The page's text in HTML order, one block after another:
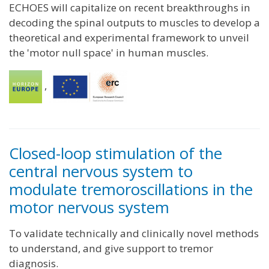
ECHOES will capitalize on recent breakthroughs in
decoding the spinal outputs to muscles to develop a
theoretical and experimental framework to unveil
the 'motor null space' in human muscles.
,
Closed-loop stimulation of the
central nervous system to
modulate tremoroscillations in the
motor nervous system
To validate technically and clinically novel methods
to understand, and give support to tremor
diagnosis.